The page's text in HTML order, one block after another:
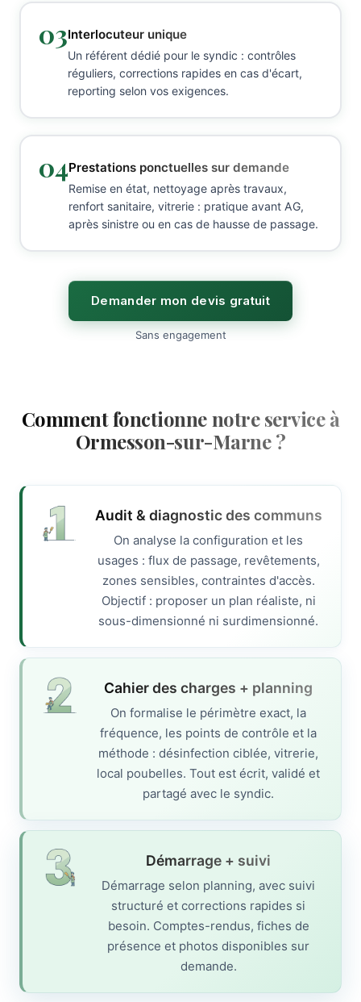
03Interlocuteur unique
Un référent dédié pour le syndic : contrôles
réguliers, corrections rapides en cas d'écart,
reporting selon vos exigences.
04Prestations ponctuelles sur demande
Remise en état, nettoyage après travaux,
renfort sanitaire, vitrerie : pratique avant AG,
après sinistre ou en cas de hausse de passage.
Demander mon devis gratuit
Sans engagement
Comment fonctionne notre service à
Ormesson-sur-Marne ?
Audit & diagnostic des communs
On analyse la configuration et les
usages : flux de passage, revêtements,
zones sensibles, contraintes d'accès.
Objectif : proposer un plan réaliste, ni
sous-dimensionné ni surdimensionné.
Cahier des charges + planning
On formalise le périmètre exact, la
fréquence, les points de contrôle et la
méthode : désinfection ciblée, vitrerie,
local poubelles. Tout est écrit, validé et
partagé avec le syndic.
Démarrage + suivi
Démarrage selon planning, avec suivi
structuré et corrections rapides si
besoin. Comptes-rendus, fiches de
présence et photos disponibles sur
demande.